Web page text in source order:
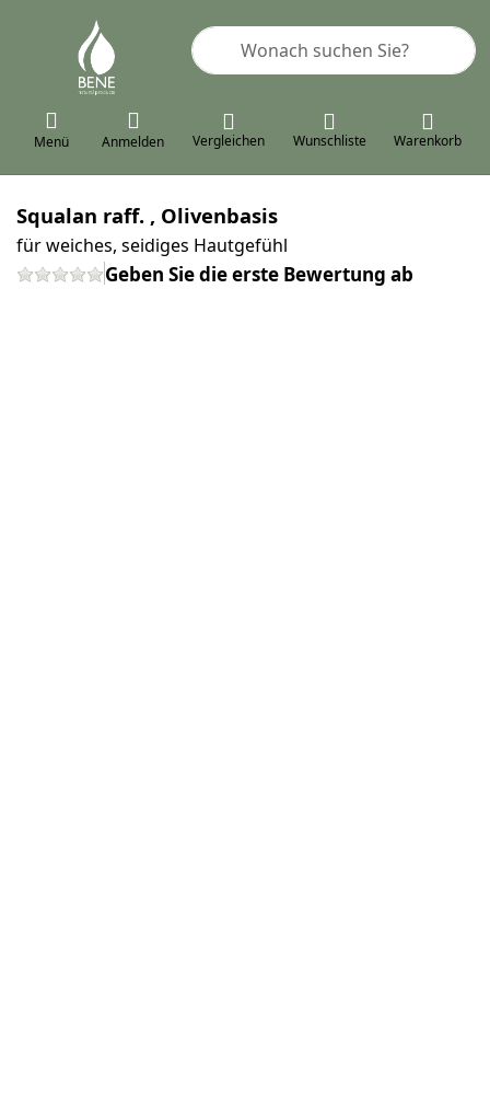
Geben Sie einen Suchbegriff ein.
Menü Anmelden Vergleichen Wunschliste Warenkorb
Squalan raff. , Olivenbasis
für weiches, seidiges Hautgefühl
Geben Sie die erste Bewertung ab